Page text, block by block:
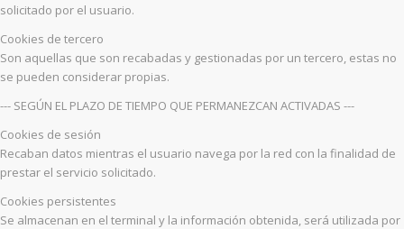
solicitado por el usuario.
Cookies de tercero
Son aquellas que son recabadas y gestionadas por un tercero, estas no
se pueden considerar propias.
--- SEGÚN EL PLAZO DE TIEMPO QUE PERMANEZCAN ACTIVADAS ---
Cookies de sesión
Recaban datos mientras el usuario navega por la red con la finalidad de
prestar el servicio solicitado.
Cookies persistentes
Se almacenan en el terminal y la información obtenida, será utilizada por